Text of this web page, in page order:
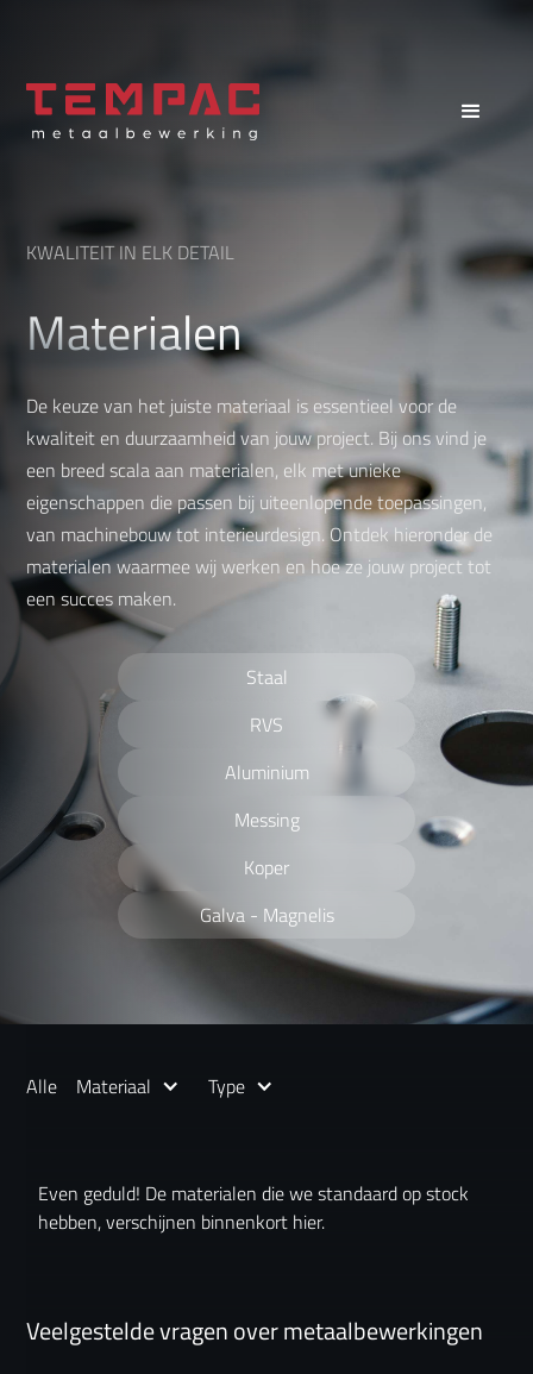
KWALITEIT IN ELK DETAIL
Materialen
De keuze van het juiste materiaal is essentieel voor de
kwaliteit en duurzaamheid van jouw project. Bij ons vind je
een breed scala aan materialen, elk met unieke
eigenschappen die passen bij uiteenlopende toepassingen,
van machinebouw tot interieurdesign. Ontdek hieronder de
materialen waarmee wij werken en hoe ze jouw project tot
een succes maken.
Staal
RVS
Aluminium
Messing
Koper
Galva - Magnelis
Alle Materiaal Type
Even geduld! De materialen die we standaard op stock
hebben, verschijnen binnenkort hier.
Veelgestelde vragen over metaalbewerkingen